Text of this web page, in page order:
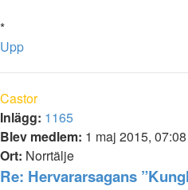
*
Upp
Castor
Inlägg: 1165
Blev medlem: 1 maj 2015, 07:08
Ort: Norrtälje
Re: Hervararsagans